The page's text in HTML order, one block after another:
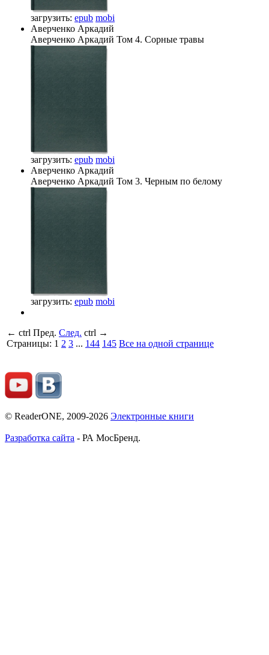
загрузить: epub mobi
Аверченко Аркадий
Аверченко Аркадий Том 4. Сорные травы
загрузить: epub mobi
Аверченко Аркадий
Аверченко Аркадий Том 3. Черным по белому
загрузить: epub mobi
← ctrl Пред. След. ctrl →
Страницы: 1 2 3 ... 144 145 Все на одной странице
© ReaderONE, 2009-2026 Электронные книги
Разработка сайта - РА МосБренд.